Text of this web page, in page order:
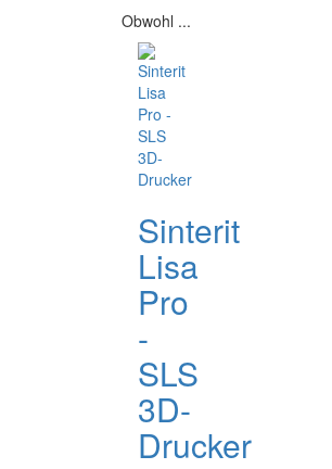
Obwohl ...
Sinterit
Lisa
Pro
-
SLS
3D-
Drucker